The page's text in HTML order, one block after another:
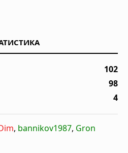
102
98
4
, bannikov1987, Gron